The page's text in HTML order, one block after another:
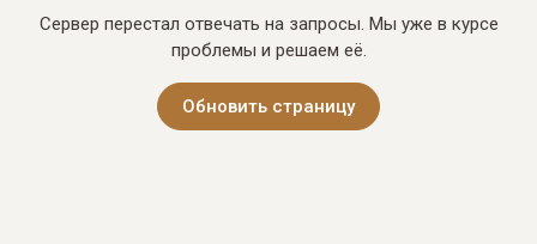
Сервер перестал отвечать на запросы. Мы уже в курсе
проблемы и решаем её.
Обновить страницу